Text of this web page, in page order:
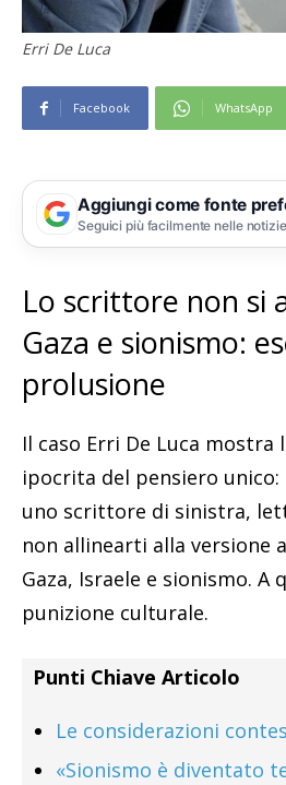
Erri De Luca
Facebook WhatsApp
Aggiungi come fonte
Seguici più facilmente nelle
Lo scrittore non si
Gaza e sionismo:
prolusione
Il caso Erri De Luca mostra
ipocrita del pensiero unico:
uno scrittore di sinistra,
non allinearti alla versione
Gaza, Israele e sionismo.
punizione culturale.
Punti Chiave Articolo
Le considerazioni
«Sionismo è diventato